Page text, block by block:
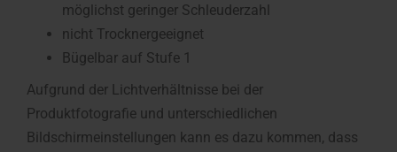
möglichst geringer Schleuderzahl
nicht Trocknergeeignet
Bügelbar auf Stufe 1
Aufgrund der Lichtverhältnisse bei der
Produktfotografie und unterschiedlichen
Bildschirmeinstellungen kann es dazu kommen, dass